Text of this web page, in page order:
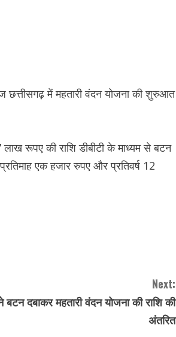
छत्तीसगढ़ में महतारी वंदन योजना की शुरुआत
रूपए की राशि डीबीटी के माध्यम से बटन
एक हजार रुपए और प्रतिवर्ष 12
Next:
बटन दबाकर महतारी वंदन योजना की राशि की
अंतरित